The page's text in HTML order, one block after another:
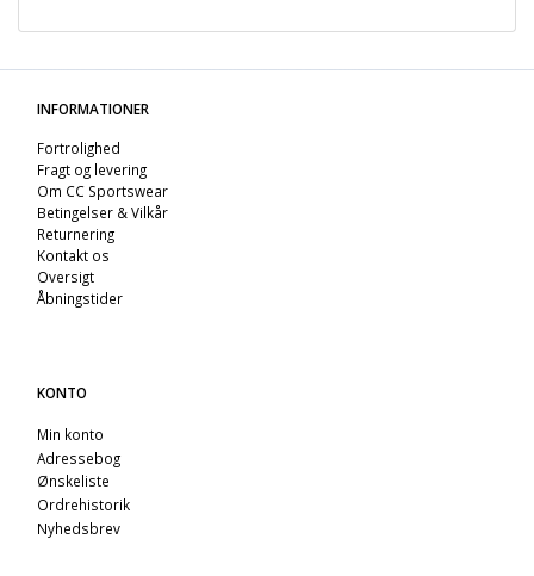
INFORMATIONER
Fortrolighed
Fragt og levering
Om CC Sportswear
Betingelser & Vilkår
Returnering
Kontakt os
Oversigt
Åbningstider
KONTO
Min konto
Adressebog
Ønskeliste
Ordrehistorik
Nyhedsbrev